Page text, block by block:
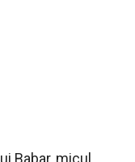
Babar, micul